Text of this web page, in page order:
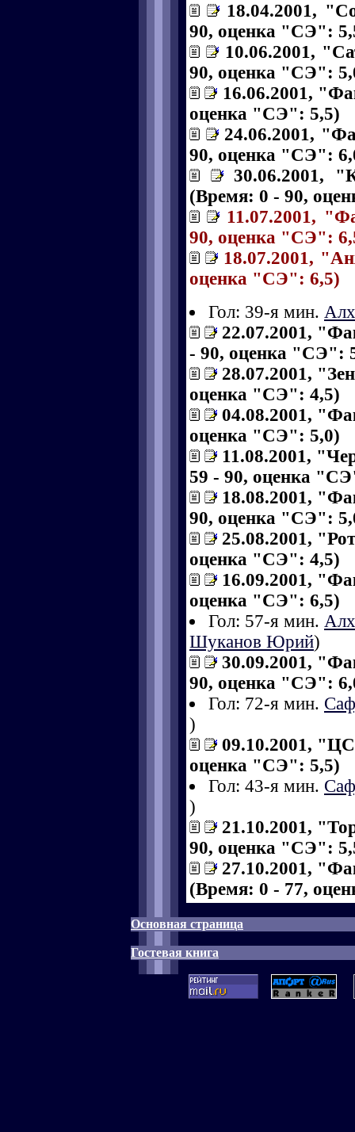
18.04.2001,
90, оценка "СЭ":
10.06.2001,
90, оценка "СЭ":
16.06.2001,
оценка "СЭ": 5,5)
24.06.2001,
90, оценка "СЭ":
30.06.2001,
(Время: 0 - 90,
11.07.2001,
90, оценка "СЭ":
18.07.2001,
оценка "СЭ": 6,5)
Гол: 39-я мин.
22.07.2001,
- 90, оценка "СЭ":
28.07.2001,
оценка "СЭ": 4,5)
04.08.2001,
оценка "СЭ": 5,0)
11.08.2001,
59 - 90, оценка
18.08.2001,
90, оценка "СЭ":
25.08.2001,
оценка "СЭ": 4,5)
16.09.2001,
оценка "СЭ": 6,5)
Гол: 57-я мин.
Шуканов Юрий)
30.09.2001,
90, оценка "СЭ":
Гол: 72-я мин.
)
09.10.2001,
оценка "СЭ": 5,5)
Гол: 43-я мин.
)
21.10.2001,
90, оценка "СЭ":
27.10.2001,
(Время: 0 - 77,
Основная страница
Гостевая книга